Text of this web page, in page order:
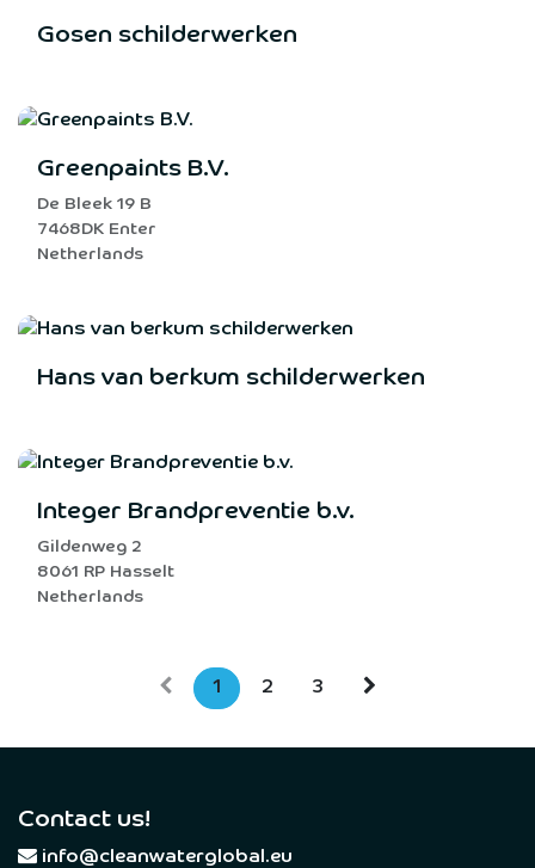
Gosen schilderwerken
Greenpaints B.V.
De Bleek 19 B
7468DK Enter
Netherlands
Hans van berkum schilderwerken
Integer Brandpreventie b.v.
Gildenweg 2
8061 RP Hasselt
Netherlands
1 2 3
Contact us!
info@cleanwaterglobal.eu